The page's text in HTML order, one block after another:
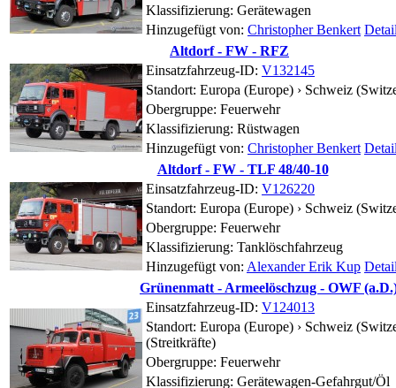
Klassifizierung: Gerätewagen
Hinzugefügt von: Christopher Benkert
Altdorf - FW - RFZ
Einsatzfahrzeug-ID: V132145
Standort: Europa (Europe) › Schweiz
Obergruppe: Feuerwehr
Klassifizierung: Rüstwagen
Hinzugefügt von: Christopher Benkert
Altdorf - FW - TLF 48/40-10
Einsatzfahrzeug-ID: V126220
Standort: Europa (Europe) › Schweiz
Obergruppe: Feuerwehr
Klassifizierung: Tanklöschfahrzeug
Hinzugefügt von: Alexander Erik Kup
Grünenmatt - Armeelöschzug - OWF
Einsatzfahrzeug-ID: V124013
Standort: Europa (Europe) › Schweiz
(Streitkräfte)
Obergruppe: Feuerwehr
Klassifizierung: Gerätewagen-Gefahrgut/Öl